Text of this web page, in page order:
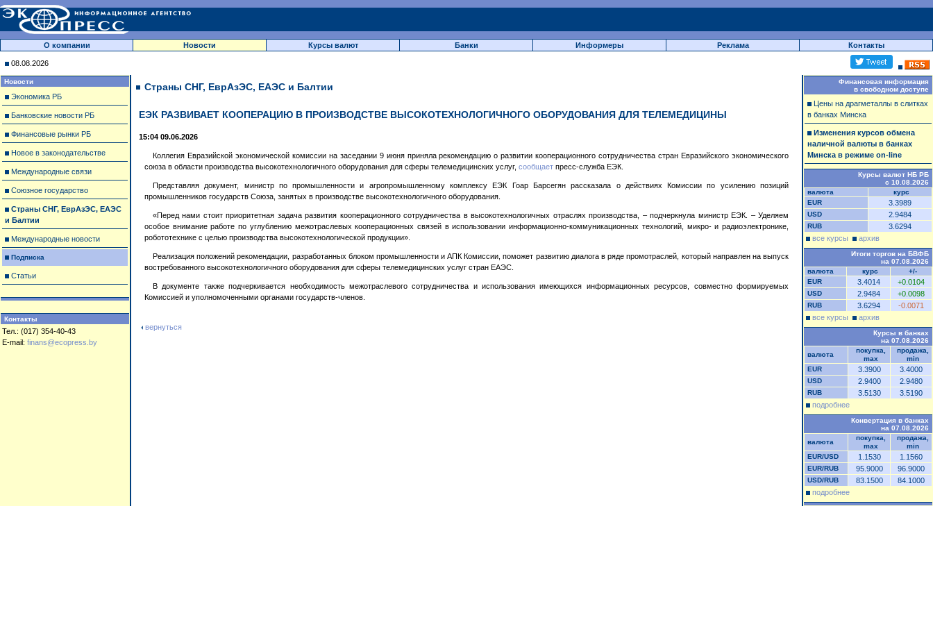
О компании Новости Курсы валют Банки Информеры Реклама Контакты
08.08.2026
Новости
Экономика РБ
Банковские новости РБ
Финансовые рынки РБ
Новое в законодательстве
Международные связи
Союзное государство
Страны СНГ, ЕврАзЭС, ЕАЭС
и Балтии
Международные новости
Подписка
Статьи
Контакты
Тел.: (017) 354-40-43
E-mail: finans@ecopress.by
Страны СНГ, ЕврАзЭС, ЕАЭС и Балтии
ЕЭК РАЗВИВАЕТ КООПЕРАЦИЮ В ПРОИЗВОДСТВЕ ВЫСОКОТЕХНОЛОГИЧНОГО ОБОРУДОВАНИЯ ДЛЯ ТЕЛЕМЕДИЦИНЫ
15:04 09.06.2026
Коллегия Евразийской экономической комиссии на заседании 9 июня приняла рекомендацию о развитии кооперационного сотрудничества стран Евразийского экономического
союза в области производства высокотехнологичного оборудования для сферы телемедицинских услуг, сообщает пресс-служба ЕЭК.
Представляя документ, министр по промышленности и агропромышленному комплексу ЕЭК Гоар Барсегян рассказала о действиях Комиссии по усилению позиций
промышленников государств Союза, занятых в производстве высокотехнологичного оборудования.
«Перед нами стоит приоритетная задача развития кооперационного сотрудничества в высокотехнологичных отраслях производства, – подчеркнула министр ЕЭК. – Уделяем
особое внимание работе по углублению межотраслевых кооперационных связей в использовании информационно-коммуникационных технологий, микро- и радиоэлектронике,
робототехнике с целью производства высокотехнологической продукции».
Реализация положений рекомендации, разработанных блоком промышленности и АПК Комиссии, поможет развитию диалога в ряде промотраслей, который направлен на выпуск
востребованного высокотехнологичного оборудования для сферы телемедицинских услуг стран ЕАЭС.
В документе также подчеркивается необходимость межотраслевого сотрудничества и использования имеющихся информационных ресурсов, совместно формируемых
Комиссией и уполномоченными органами государств-членов.
вернуться
Финансовая информация
в свободном доступе
Цены на драгметаллы в слитках
в банках Минска
Изменения курсов обмена
наличной валюты в банках
Минска в режиме on-line
Курсы валют НБ РБ
с 10.08.2026
валюта
курс
EUR
3.3989
USD 2.9484
RUB
3.6294
все курсы
архив
Итоги торгов на БВФБ
на 07.08.2026
валюта
курс
+/-
EUR
3.4014 +0.0104
USD 2.9484 +0.0098
RUB 3.6294
-0.0071
все курсы
архив
Курсы в банках
на 07.08.2026
валюта
покупка,
max
продажа,
min
EUR
3.3900 3.4000
USD 2.9400 2.9480
RUB 3.5130
3.5190
подробнее
Конвертация в банках
на 07.08.2026
валюта
покупка,
max
продажа,
min
EUR/USD
1.1530 1.1560
EUR/RUB 95.9000 96.9000
USD/RUB 83.1500
84.1000
подробнее